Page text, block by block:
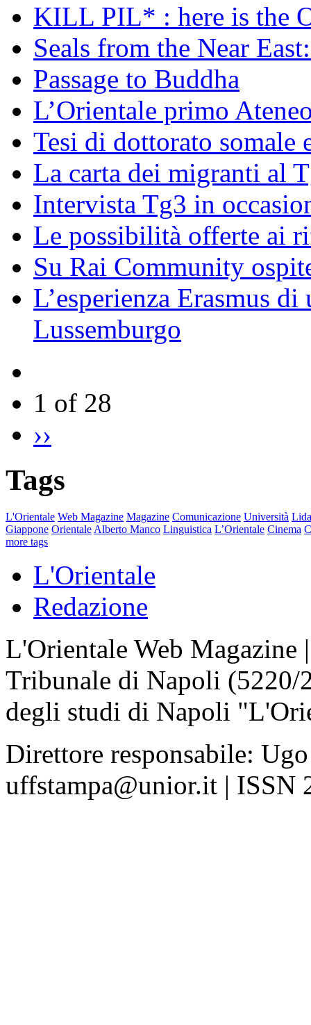
KILL PIL* : here is the
Seals from the Near
Passage to Buddha
L’Orientale primo
Tesi di dottorato somale
La carta dei migranti al
Intervista Tg3 in
Le possibilità offerte ai
Su Rai Community
L’esperienza Erasmus
Lussemburgo
1 of 28
››
Tags
L'Orientale Web Magazine Magazine Comunicazione Università
Giappone Orientale Alberto Manco Linguistica L’Orientale Cinema
more tags
L'Orientale
Redazione
L'Orientale Web Magazine
Tribunale di Napoli
degli studi di Napoli
Direttore responsabile:
uffstampa@unior.it | ISSN